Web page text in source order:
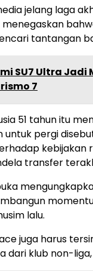
jelang laga
menegaskan
tantangan
SU7 Ultra Jadi
7
51 tahun itu
untuk pergi
kebijakan
transfer
lalu.
juga harus
dari klub non-